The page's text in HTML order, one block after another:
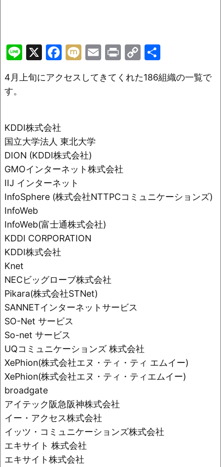
Li
n
e
X
F
c
o
k
M
i
E
ai
Pr
t
C
p
有
4月上旬にアクセスしてきてくれた186組織の一覧で
す。
KDDI株式会社
国立大学法人 東北大学
DION (KDDI株式会社)
GMOインターネット株式会社
IIJ インターネット
InfoSphere (株式会社NTTPCコミュニケーションズ)
InfoWeb
InfoWeb(富士通株式会社)
KDDI CORPORATION
KDDI株式会社
Knet
NECビッグローブ株式会社
Pikara(株式会社STNet)
SANNETインターネットサービス
SO-Net サービス
So-net サービス
UQコミュニケーションズ 株式会社
XePhion(株式会社エヌ・ティ・ティ エムイー)
XePhion(株式会社エヌ・ティ・ティエムイー)
broadgate
アイテック阪急阪神株式会社
イー・アクセス株式会社
イッツ・コミュニケーションズ株式会社
エキサイト 株式会社
エキサイト株式会社